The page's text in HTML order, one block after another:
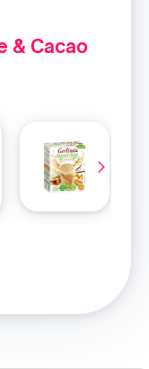
& Cacao